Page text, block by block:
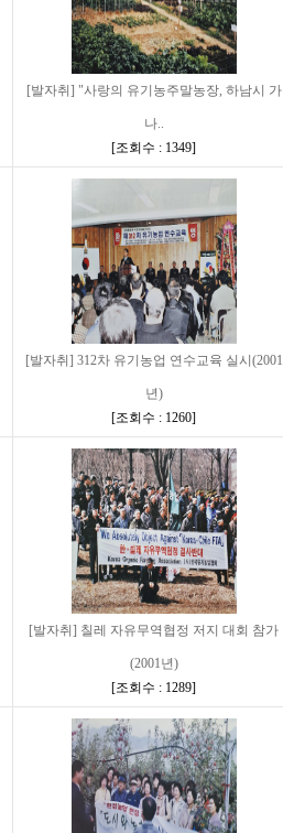
[발자취] "사랑의 유기농주말농장, 하남시 가
나..
[조회수 : 1349]
[발자취] 312차 유기농업 연수교육 실시(2001
년)
[조회수 : 1260]
[발자취] 칠레 자유무역협정 저지 대회 참가
(2001년)
[조회수 : 1289]